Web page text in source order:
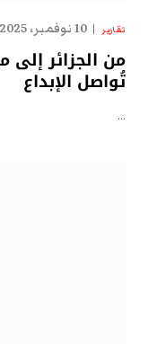
تقارير 10 نوفمبر، 2025
من الجزائر إلى
تُواصل الإبداع
…